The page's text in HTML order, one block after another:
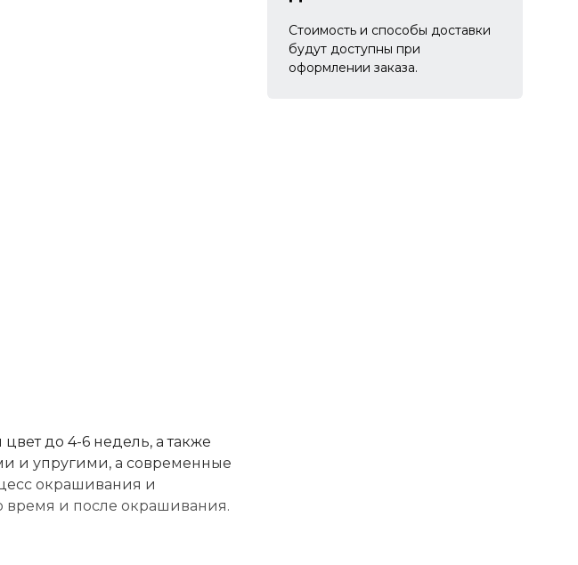
Стоимость и способы доставки
будут доступны при
оформлении заказа.
до 4-6 недель, а также
и упругими, а современные
окрашивания и
время и после окрашивания.